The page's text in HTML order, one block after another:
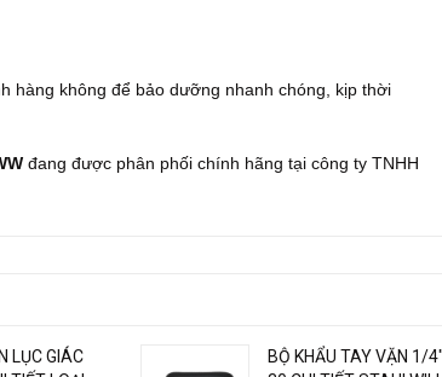
hàng không để bảo dưỡng nhanh chóng, kịp thời
đang được phân phối chính hãng tại công ty TNHH
LỤC GIÁC
BỘ KHẨU TAY VẶN 1/4"